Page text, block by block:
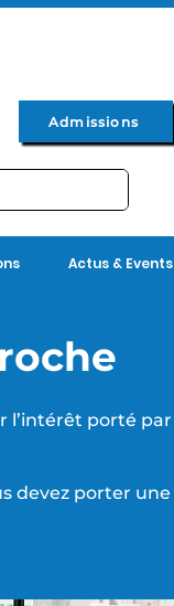
Admissions
Actus & Events
l’intérêt porté par
devez porter une